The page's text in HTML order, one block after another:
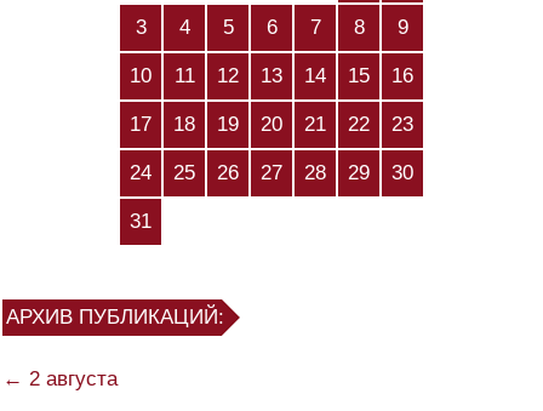
3 4 5 6 7 8 9
10 11 12 13 14 15 16
17 18 19 20 21 22 23
24 25 26 27 28 29 30
31
АРХИВ ПУБЛИКАЦИЙ:
← 2 августа